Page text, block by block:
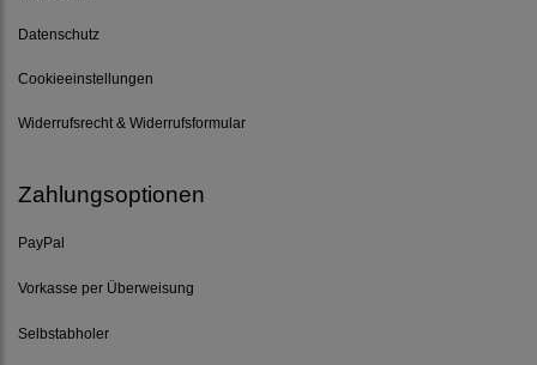
Datenschutz
Cookieeinstellungen
Widerrufsrecht & Widerrufsformular
Zahlungsoptionen
PayPal
Vorkasse per Überweisung
Selbstabholer